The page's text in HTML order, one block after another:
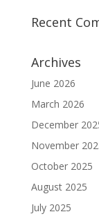
Recent
Archives
June 2026
March 2026
December
November
October 2025
August 2025
July 2025